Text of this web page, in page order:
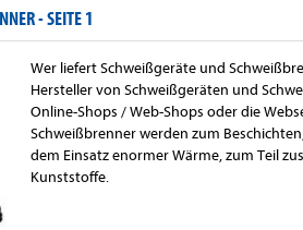
- SEITE 1
Wer liefert Schweißgeräte und
Hersteller von Schweißgeräten und
Online-Shops / Web-Shops oder die
Schweißbrenner werden zum
dem Einsatz enormer Wärme, zum Teil
Kunststoffe.